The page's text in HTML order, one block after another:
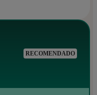
RECOMENDADO